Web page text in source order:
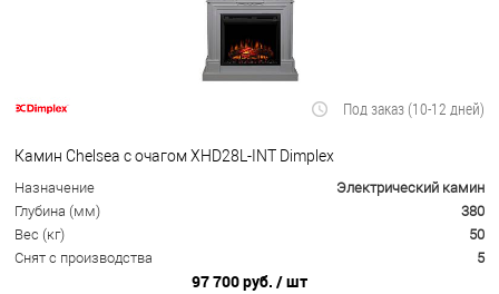
Под заказ (10-12 дней)
Камин Chelsea с очагом XHD28L-INT Dimplex
Назначение
Электрический камин
Глубина (мм)
380
Вес (кг)
50
Снят с производства
5
97 700 руб. / шт